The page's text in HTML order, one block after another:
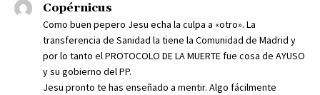
Copérnicus
Como buen pepero Jesu echa la culpa a «otro». La
transferencia de Sanidad la tiene la Comunidad de Madrid y
por lo tanto el PROTOCOLO DE LA MUERTE fue cosa de AYUSO
y su gobierno del PP.
Jesu pronto te has enseñado a mentir. Algo fácilmente